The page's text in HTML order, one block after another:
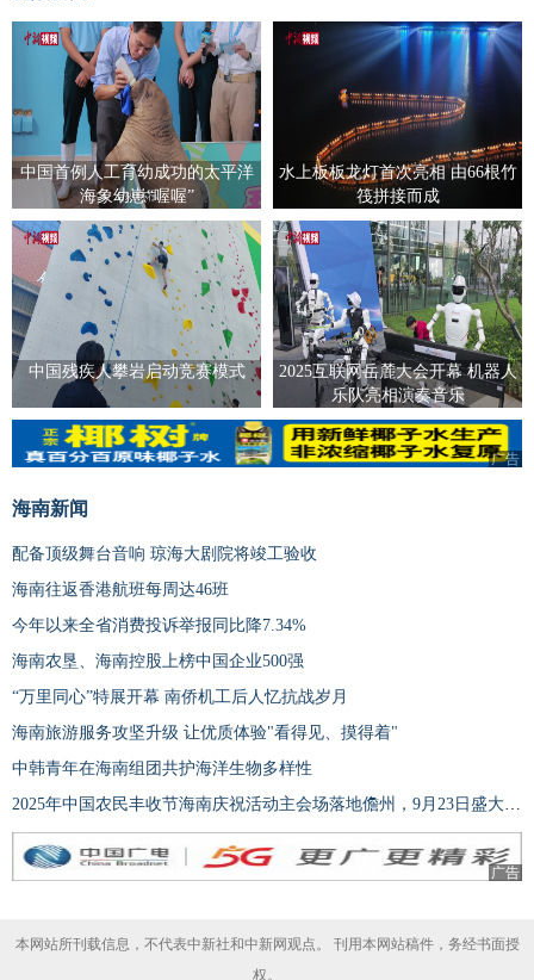
中国首例人工育幼成功的太平洋
海象幼崽“喔喔”
水上板板龙灯首次亮相 由66根竹
筏拼接而成
中国残疾人攀岩启动竞赛模式
2025互联网岳麓大会开幕 机器人
乐队亮相演奏音乐
广告
海南新闻
配备顶级舞台音响 琼海大剧院将竣工验收
海南往返香港航班每周达46班
今年以来全省消费投诉举报同比降7.34%
海南农垦、海南控股上榜中国企业500强
“万里同心”特展开幕 南侨机工后人忆抗战岁月
海南旅游服务攻坚升级 让优质体验"看得见、摸得着"
中韩青年在海南组团共护海洋生物多样性
2025年中国农民丰收节海南庆祝活动主会场落地儋州，9月23日盛大启幕
广告
本网站所刊载信息，不代表中新社和中新网观点。 刊用本网站稿件，务经书面授
权。